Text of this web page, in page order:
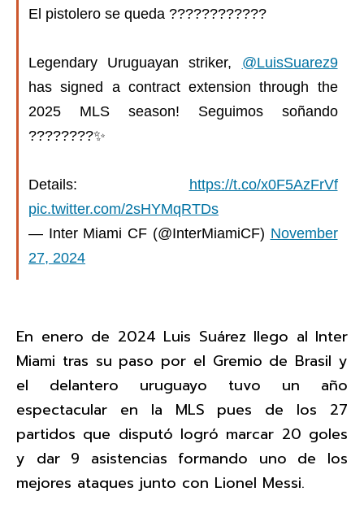
El pistolero se queda ????????????
Legendary Uruguayan striker, @LuisSuarez9
has signed a contract extension through the
2025 MLS season! Seguimos soñando
????????✨
Details: https://t.co/x0F5AzFrVf
pic.twitter.com/2sHYMqRTDs
— Inter Miami CF (@InterMiamiCF) November
27, 2024
En enero de 2024 Luis Suárez llego al Inter
Miami tras su paso por el Gremio de Brasil y
el delantero uruguayo tuvo un año
espectacular en la MLS pues de los 27
partidos que disputó logró marcar 20 goles
y dar 9 asistencias formando uno de los
mejores ataques junto con Lionel Messi.